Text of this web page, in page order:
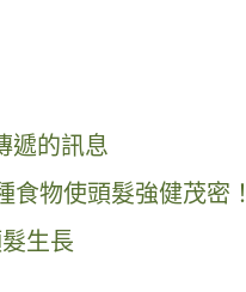
遞的訊息
食物使頭髮強健茂密！
生長